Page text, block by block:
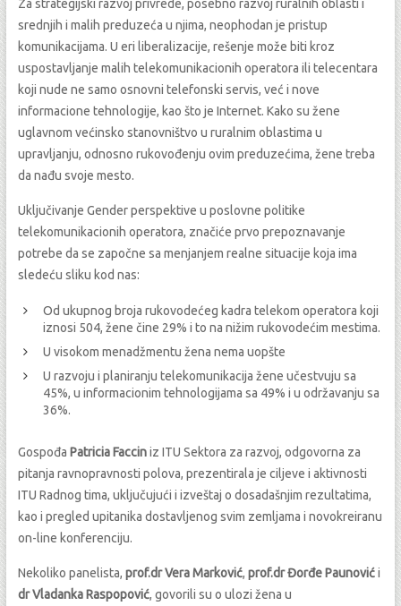
Za strategijski razvoj privrede, posebno razvoj ruralnih oblasti i
srednjih i malih preduzeća u njima, neophodan je pristup
komunikacijama. U eri liberalizacije, rešenje može biti kroz
uspostavljanje malih telekomunikacionih operatora ili telecentara
koji nude ne samo osnovni telefonski servis, već i nove
informacione tehnologije, kao što je Internet. Kako su žene
uglavnom većinsko stanovništvo u ruralnim oblastima u
upravljanju, odnosno rukovođenju ovim preduzećima, žene treba
da nađu svoje mesto.
Uključivanje Gender perspektive u poslovne politike
telekomunikacionih operatora, značiće prvo prepoznavanje
potrebe da se započne sa menjanjem realne situacije koja ima
sledeću sliku kod nas:
Od ukupnog broja rukovodećeg kadra telekom operatora koji
iznosi 504, žene čine 29% i to na nižim rukovodećim mestima.
U visokom menadžmentu žena nema uopšte
U razvoju i planiranju telekomunikacija žene učestvuju sa
45%, u informacionim tehnologijama sa 49% i u održavanju sa
36%.
Gospođa Patricia Facciniz ITU Sektora za razvoj, odgovorna za
pitanja ravnopravnosti polova, prezentirala je ciljeve i aktivnosti
ITU Radnog tima, uključujući i izveštaj o dosadašnjim rezultatima,
kao i pregled upitanika dostavljenog svim zemljama i novokreiranu
on-line konferenciju.
Nekoliko panelista, prof.dr Vera Marković, prof.dr Đorđe Paunovići
dr Vladanka Raspopović, govorili su o ulozi žena u